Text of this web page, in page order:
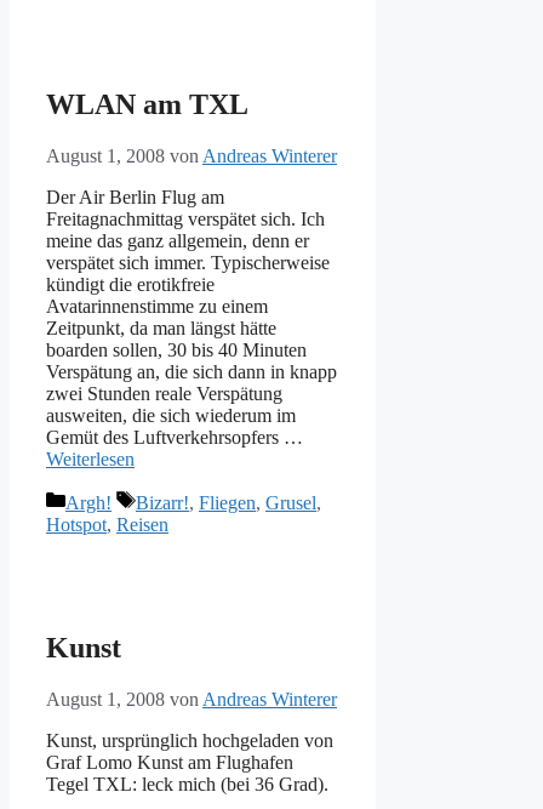
WLAN am TXL
August 1, 2008 von Andreas Winterer
Der Air Berlin Flug am
Freitagnachmittag verspätet sich. Ich
meine das ganz allgemein, denn er
verspätet sich immer. Typischerweise
kündigt die erotikfreie
Avatarinnenstimme zu einem
Zeitpunkt, da man längst hätte
boarden sollen, 30 bis 40 Minuten
Verspätung an, die sich dann in knapp
zwei Stunden reale Verspätung
ausweiten, die sich wiederum im
Gemüt des Luftverkehrsopfers …
Weiterlesen
Kategorien
Argh! Schlagwörter
Bizarr!, Fliegen, Grusel,
Hotspot, Reisen
Kunst
August 1, 2008 von Andreas Winterer
Kunst, ursprünglich hochgeladen von
Graf Lomo Kunst am Flughafen
Tegel TXL: leck mich (bei 36 Grad).